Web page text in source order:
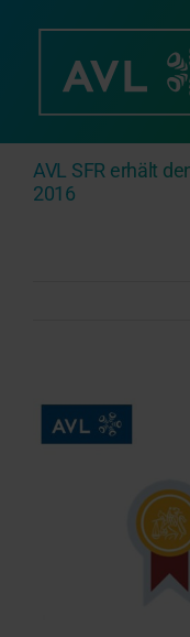
AVL SFR erhält
2016
Zeige
grösseres